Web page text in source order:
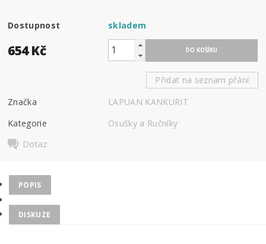
Dostupnost skladem
654 Kč
Přidat na seznam přání
Značka
LAPUAN KANKURIT
Kategorie
Osušky a Ručníky
Dotaz
POPIS
DISKUZE